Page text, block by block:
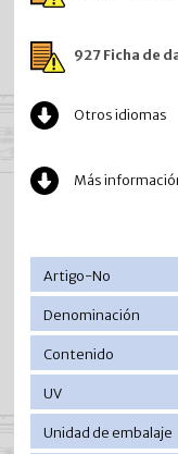
927 Ficha de
Otros idiomas
Más